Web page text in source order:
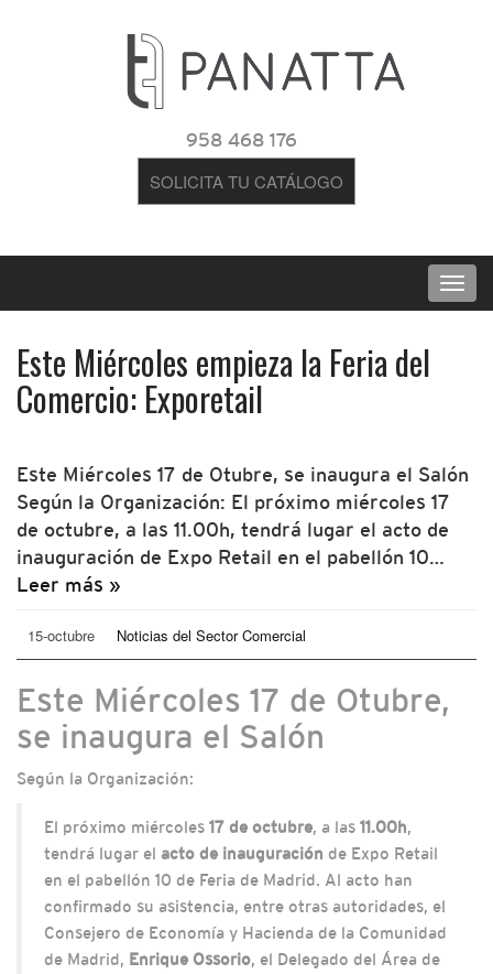
958 468 176
SOLICITA TU CATÁLOGO
Este Miércoles empieza la Feria del
Comercio: Exporetail
Este Miércoles 17 de Otubre, se inaugura el Salón
Según la Organización: El próximo miércoles 17
de octubre, a las 11.00h, tendrá lugar el acto de
inauguración de Expo Retail en el pabellón 10…
Leer más »
15-octubre Noticias del Sector Comercial
Este Miércoles 17 de Otubre,
se inaugura el Salón
Según la Organización:
El próximo miércoles 17 de octubre, a las 11.00h,
tendrá lugar el acto de inauguración de Expo Retail
en el pabellón 10 de Feria de Madrid. Al acto han
confirmado su asistencia, entre otras autoridades, el
Consejero de Economía y Hacienda de la Comunidad
de Madrid, Enrique Ossorio, el Delegado del Área de